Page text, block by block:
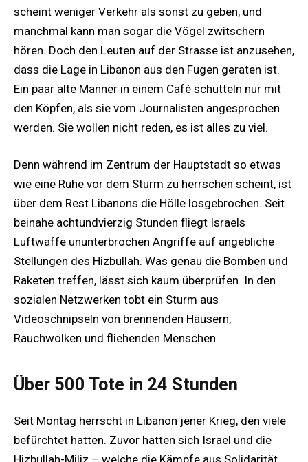
scheint weniger Verkehr als sonst zu geben, und
manchmal kann man sogar die Vögel zwitschern
hören. Doch den Leuten auf der Strasse ist anzusehen,
dass die Lage in Libanon aus den Fugen geraten ist.
Ein paar alte Männer in einem Café schütteln nur mit
den Köpfen, als sie vom Journalisten angesprochen
werden. Sie wollen nicht reden, es ist alles zu viel.
Denn während im Zentrum der Hauptstadt so etwas
wie eine Ruhe vor dem Sturm zu herrschen scheint, ist
über dem Rest Libanons die Hölle losgebrochen. Seit
beinahe achtundvierzig Stunden fliegt Israels
Luftwaffe ununterbrochen Angriffe auf angebliche
Stellungen des Hizbullah. Was genau die Bomben und
Raketen treffen, lässt sich kaum überprüfen. In den
sozialen Netzwerken tobt ein Sturm aus
Videoschnipseln von brennenden Häusern,
Rauchwolken und fliehenden Menschen.
Über 500 Tote in 24 Stunden
Seit Montag herrscht in Libanon jener Krieg, den viele
befürchtet hatten. Zuvor hatten sich Israel und die
Hizbullah-Miliz – welche die Kämpfe aus Solidarität